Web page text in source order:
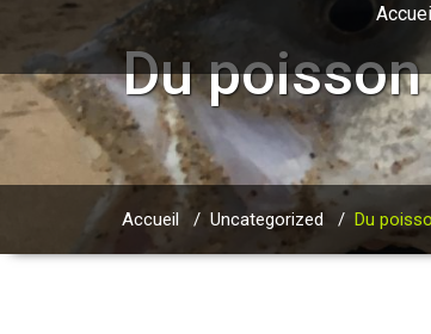
Du
Accueil / Uncategorized / Du